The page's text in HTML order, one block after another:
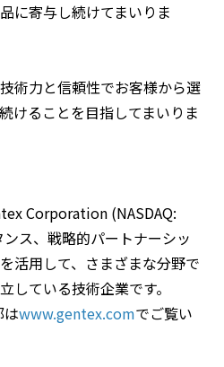
に寄与し続けてまいりま
術力と信頼性でお客様から選
けることを目指してまいりま
Corporation (NASDAQ:
ス、戦略的パートナーシッ
活用して、さまざまな分野で
している技術企業です。
はwww.gentex.comでご覧い